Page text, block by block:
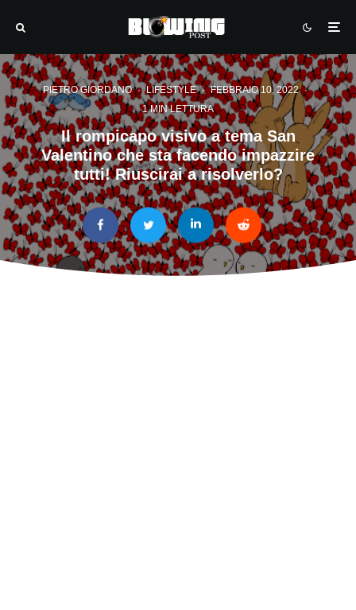
PIETRO GIORDANO · LIFESTYLE · FEBBRAIO 10, 2022 ·
1 MIN LETTURA
Il rompicapo visivo a tema San
Valentino che sta facendo impazzire
tutti! Riuscirai a risolverlo?